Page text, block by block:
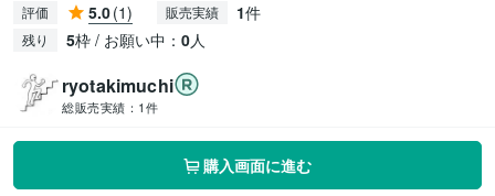
評価 5.0(1) 販売実績 1件
残り 5枠 / お願い中： 0人
ryotakimuchi
総販売実績： 1件
購入画面に進む